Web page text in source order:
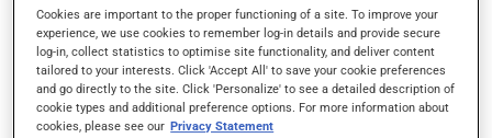
une dose, prenez-la dès que vous y pensez. S'il est
presque l'heure de votre dose suivante, laissez
simplement tomber la dose oubliée. Ne doublez pas la
dose suivante pour tenter de vous rattraper.
Ce médicament peut être pris avec ou sans nourriture.
Cookies are important to the proper functioning of a site. To improve your
experience, we use cookies to remember log-in details and provide secure
log-in, collect statistics to optimise site functionality, and deliver content
tailored to your interests. Click 'Accept All' to save your cookie preferences
and go directly to the site. Click 'Personalize' to see a detailed description of
cookie types and additional preference options. For more information about
cookies, please see our Privacy Statement